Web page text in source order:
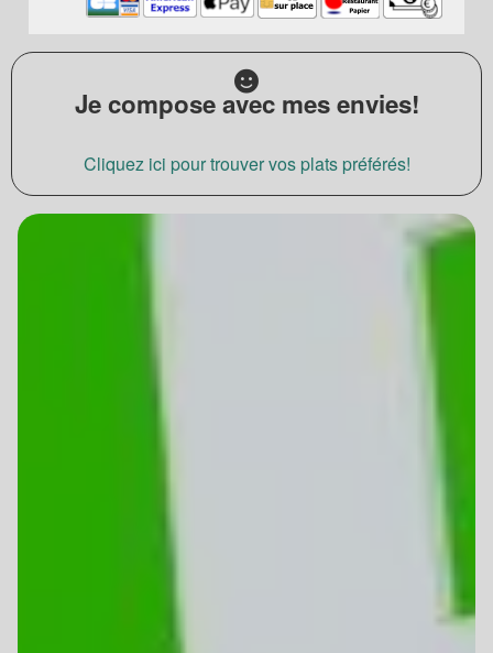
Je compose avec mes envies!
Cliquez ici pour trouver vos plats préférés!